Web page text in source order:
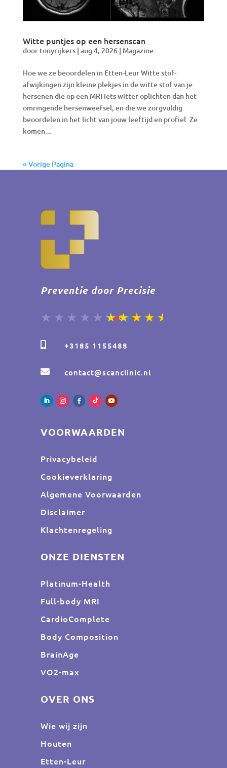
Witte puntjes op een hersenscan
door tonyrijkers| aug 4, 2026| Magazine
Hoe we ze beoordelen in Etten-Leur Witte stof-
afwijkingen zijn kleine plekjes in de witte stof van je
hersenen die op een MRI iets witter oplichten dan het
omringende hersenweefsel, en die we zorgvuldig
beoordelen in het licht van jouw leeftijd en profiel. Ze
komen...
« Vorige Pagina
Preventie door Precisie
+3185 1155488
 contact@scanclinic.nl
VOORWAARDEN
Privacybeleid
Cookieverklaring
Algemene Voorwaarden
Disclaimer
Klachtenregeling
ONZE DIENSTEN
Platinum-Health
Full-body MRI
CardioComplete
Body Composition
BrainAge
VO2-max
OVER ONS
Wie wij zijn
Houten
Etten-Leur